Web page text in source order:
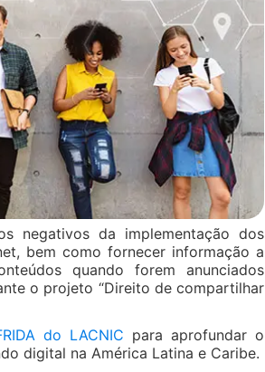
negativos da implementação dos
bem como fornecer informação a
quando forem anunciados
o projeto “Direito de compartilhar
do LACNIC para aprofundar o
digital na América Latina e Caribe.